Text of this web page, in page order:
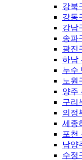
강북
강동
강남
송파
광진
하남
누수
노원
양주
구리
의정
세종
포천
남양
수정